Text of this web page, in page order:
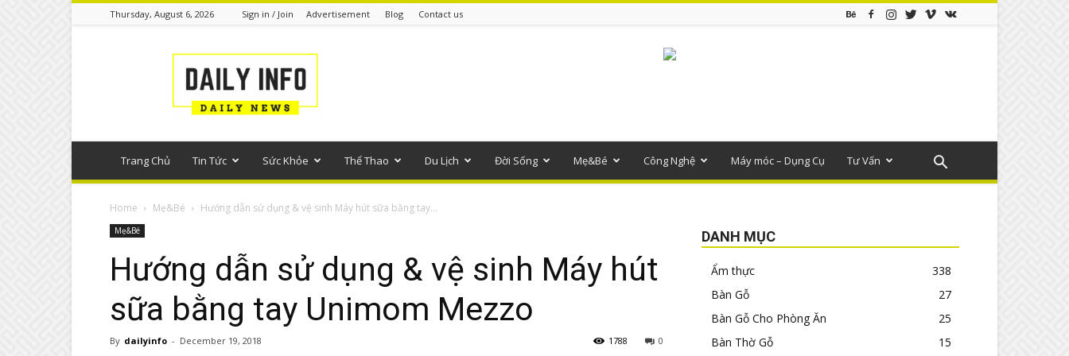
Thursday, August 6, 2026 Sign in / Join Advertisement Blog Contact us
thông
Trang Chủ Tin Tức Sức Khỏe Thể Thao Du Lịch Đời Sống Mẹ&Bé Công Nghệ Máy móc – Dụng Cụ Tư Vấn
Home Mẹ&Bé Hướng dẫn sử dụng & vệ sinh Máy hút sữa bằng tay...
Mẹ&Bé
Hướng dẫn sử dụng & vệ sinh Máy hút
sữa bằng tay Unimom Mezzo
By dailyinfo - December 19, 2018 0
1788
DANH MỤC
Ẩm thực
338
Bàn Gỗ
27
Bàn Gỗ Cho Phòng Ăn
25
Bàn Thờ Gỗ
15